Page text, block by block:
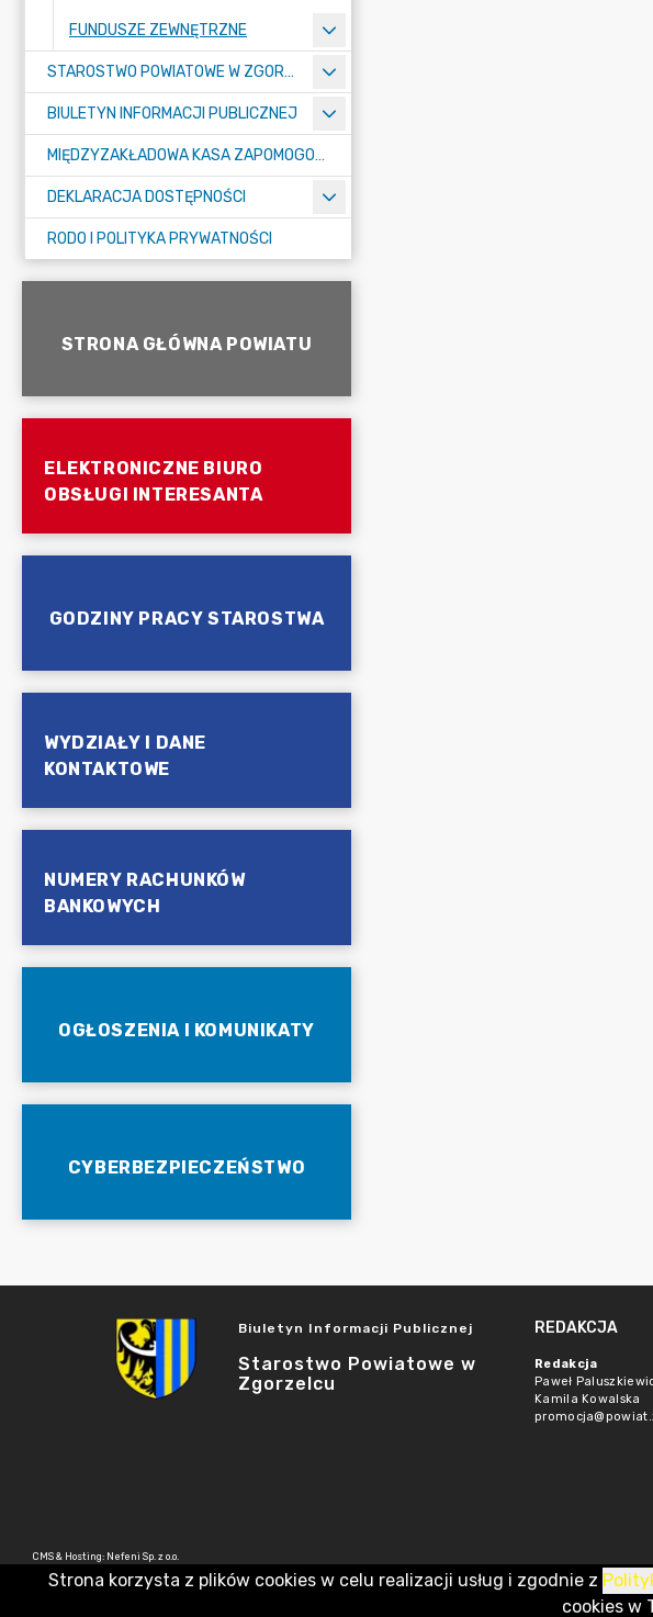
FUNDUSZE ZEWNĘTRZNE
STAROSTWO POWIATOWE W ZGORZELCU
BIULETYN INFORMACJI PUBLICZNEJ
MIĘDZYZAKŁADOWA KASA ZAPOMOGOWO-POŻYCZKOWA
DEKLARACJA DOSTĘPNOŚCI
RODO I POLITYKA PRYWATNOŚCI
STRONA GŁÓWNA POWIATU
ELEKTRONICZNE BIURO
OBSŁUGI INTERESANTA
GODZINY PRACY STAROSTWA
WYDZIAŁY I DANE
KONTAKTOWE
NUMERY RACHUNKÓW
BANKOWYCH
OGŁOSZENIA I KOMUNIKATY
CYBERBEZPIECZEŃSTWO
Biuletyn Informacji Publicznej
Starostwo Powiatowe w
Zgorzelcu
REDAKCJA
Redakcja
Paweł
Kamila Kowalska
CMS & Hosting: Nefeni Sp. z o.o.
Strona korzysta z plików cookies w celu realizacji usług i zgodnie z
cookies w